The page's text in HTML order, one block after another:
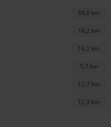
68,8 km
18,2 km
19,2 km
5,7 km
12,7 km
12,9 km